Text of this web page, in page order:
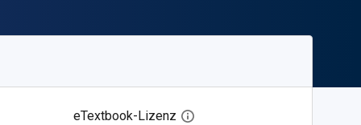
eTextbook-Lizenz Digitalen Lizenzdialog öffnen